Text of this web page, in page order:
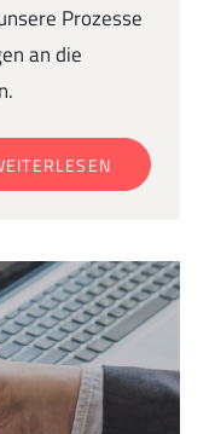
Prozesse
an die